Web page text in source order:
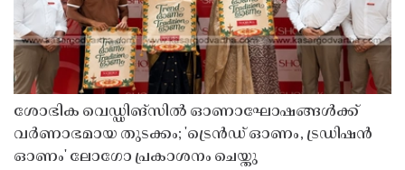
ശോഭിക വെഡ്ഡിങ്സിൽ ഓണാഘോഷങ്ങൾക്ക്
വർണാഭമായ തുടക്കം; 'ട്രെൻഡ് ഓണം, ട്രഡിഷൻ
ഓണം' ലോഗോ പ്രകാശനം ചെയ്തു